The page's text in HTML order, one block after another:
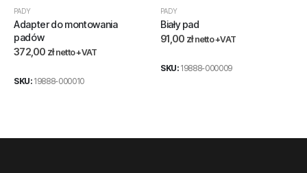
PADY
Adapter do montowania
padów
372,00 zł netto +VAT
SKU: 19888-000010
PADY
Biały pad
91,00 zł netto +VAT
SKU: 19888-000009